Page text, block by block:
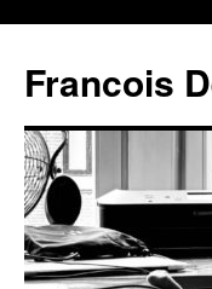
Francois